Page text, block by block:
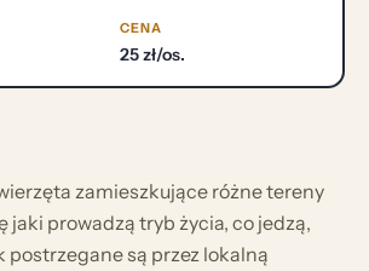
CENA
25 zł/os.
zamieszkujące różne tereny
jaki prowadzą tryb życia, co jedzą,
postrzegane są przez lokalną